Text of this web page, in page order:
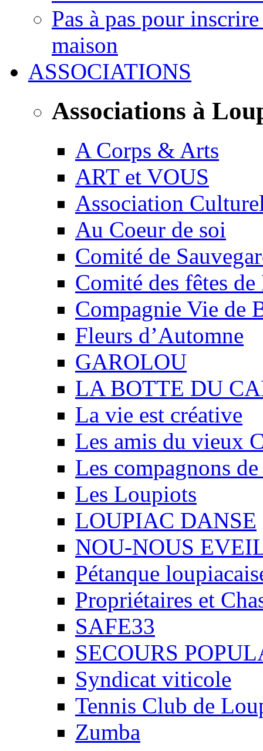
Pas à pas pour
maison
ASSOCIATIONS
Associations à
A Corps & Arts
ART et VOUS
Association
Au Coeur de soi
Comité de
Comité des fêtes
Compagnie Vie de
Fleurs d’Automne
GAROLOU
LA BOTTE DU
La vie est créative
Les amis du vieux
Les compagnons
Les Loupiots
LOUPIAC DANSE
NOU-NOUS
Pétanque
Propriétaires et
SAFE33
SECOURS
Syndicat viticole
Tennis Club de
Zumba